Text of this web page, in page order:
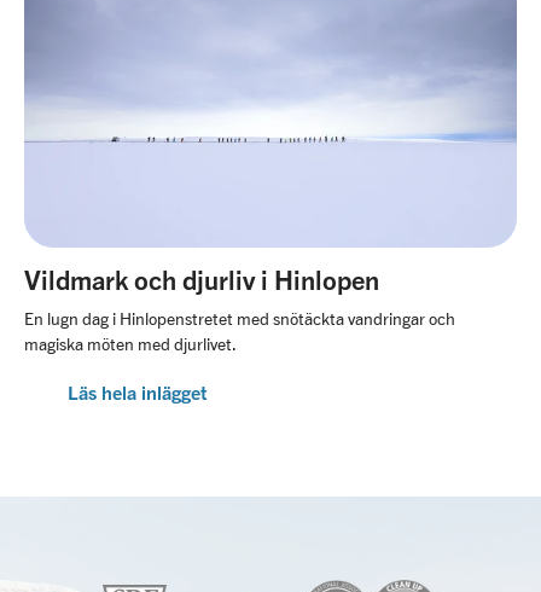
Vildmark och djurliv i Hinlopen
En lugn dag i Hinlopenstretet med snötäckta vandringar och
magiska möten med djurlivet.
Läs hela inlägget